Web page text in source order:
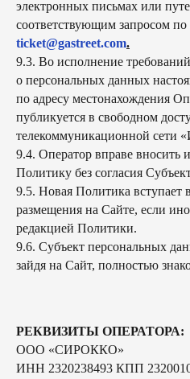
электронных письмах или
соответствующим запросом по
ticket@gastreet.com.
9.3. Во исполнение
о персональных данных
по адресу местонахождения
публикуется в свободном
телекоммуникационной сети
9.4. Оператор вправе вносить
Политику без согласия
9.5. Новая Политика вступает
размещения на Сайте, если
редакцией Политики.
9.6. Субъект персональных
зайдя на Сайт, полностью
РЕКВИЗИТЫ ОПЕРАТОРА:
ООО «СИРОККО»
ИНН 2320238493 КПП